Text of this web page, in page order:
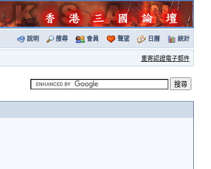
說明 搜尋 會員 聲望 日曆 統計
重寄認證電子郵件